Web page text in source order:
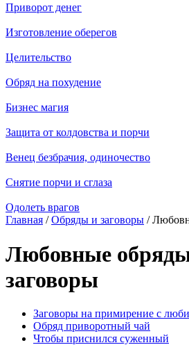
Приворот денег
Изготовление оберегов
Целительство
Обряд на похудение
Бизнес магия
Защита от колдовства и порчи
Венец безбрачия, одиночество
Снятие порчи и сглаза
Одолеть врагов
Главная /Обряды и заговоры /
Любовные
заговоры
Заговоры на примирение с
Обряд приворотный чай
Чтобы приснился суженный